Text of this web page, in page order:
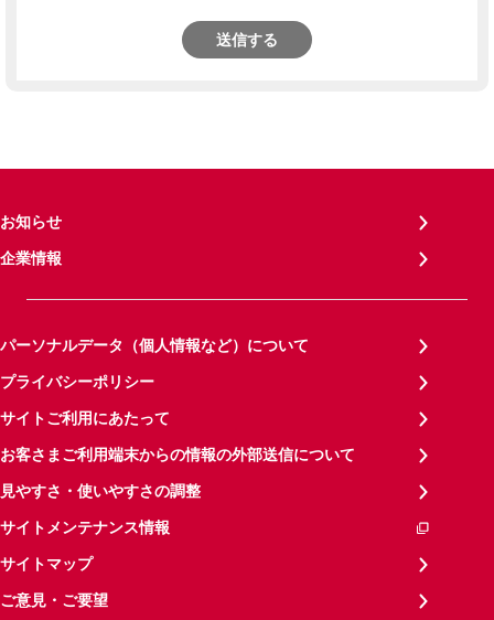
送信する
お知らせ
企業情報
パーソナルデータ（個人情報など）について
プライバシーポリシー
サイトご利用にあたって
お客さまご利用端末からの情報の外部送信について
見やすさ・使いやすさの調整
サイトメンテナンス情報
サイトマップ
ご意見・ご要望